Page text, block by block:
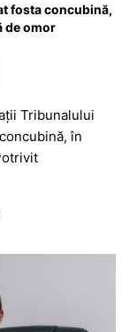
fosta concubină,
de omor
Tribunalului
în